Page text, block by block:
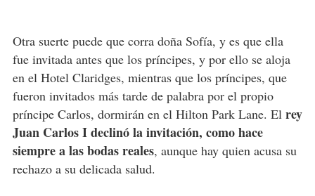
Otra suerte puede que corra doña Sofía, y es que ella
fue invitada antes que los príncipes, y por ello se aloja
en el Hotel Claridges, mientras que los príncipes, que
fueron invitados más tarde de palabra por el propio
príncipe Carlos, dormirán en el Hilton Park Lane. El rey
Juan Carlos I declinó la invitación, como hace
siempre a las bodas reales, aunque hay quien acusa su
rechazo a su delicada salud.